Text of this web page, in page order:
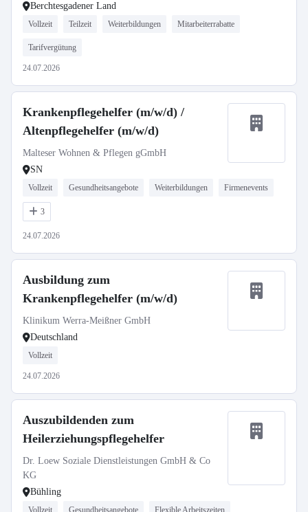
Berchtesgadener Land
Vollzeit Teilzeit Weiterbildungen Mitarbeiterrabatte
Tarifvergütung
24.07.2026
Krankenpflegehelfer (m/w/d) /
Altenpflegehelfer (m/w/d)
Malteser Wohnen & Pflegen gGmbH
SN
Vollzeit Gesundheitsangebote Weiterbildungen Firmenevents
3
24.07.2026
Ausbildung zum
Krankenpflegehelfer (m/w/d)
Klinikum Werra-Meißner GmbH
Deutschland
Vollzeit
24.07.2026
Auszubildenden zum
Heilerziehungspflegehelfer
Dr. Loew Soziale Dienstleistungen GmbH & Co
KG
Bühling
Vollzeit Gesundheitsangebote Flexible Arbeitszeiten